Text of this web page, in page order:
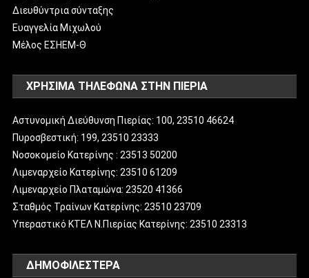
Διευθύντρια σύνταξης
Ευαγγελία Μιχωλού
Μέλος ΕΣΗΕΜ-Θ
ΧΡΗΣΙΜΑ ΤΗΛΕΦΩΝΑ ΣΤΗΝ ΠΙΕΡΙΑ
Αστυνομική Διεύθυνση Πιερίας: 100, 23510 46624
Πυροσβεστική: 199, 23510 23333
Νοσοκομείο Κατερίνης : 23513 50200
Λιμεναρχείο Κατερίνης: 23510 61209
Λιμεναρχείο Πλαταμώνα: 23520 41366
Σταθμός Τραίνων Κατερίνης: 23510 23709
Υπεραστικό ΚΤΕΛ Ν.Πιερίας Κατερίνης: 23510 23313
ΔΗΜΟΦΙΛΈΣΤΕΡΑ